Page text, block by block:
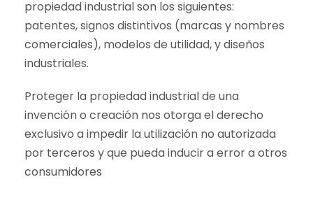
propiedad industrial son los siguientes:
patentes, signos distintivos (marcas y nombres
comerciales), modelos de utilidad, y diseños
industriales.
Proteger la propiedad industrial de una
invención o creación nos otorga el derecho
exclusivo a impedir la utilización no autorizada
por terceros y que pueda inducir a error a otros
consumidores